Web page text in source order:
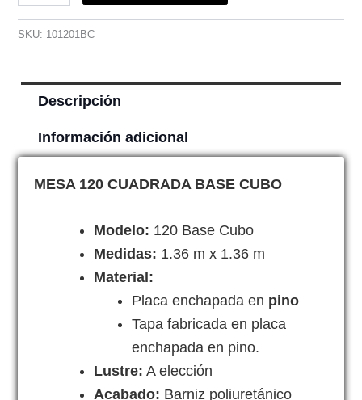
SKU: 101201BC
Descripción
Información adicional
MESA 120 CUADRADA BASE CUBO
Modelo: 120 Base Cubo
Medidas: 1.36 m x 1.36 m
Material:
Placa enchapada en pino
Tapa fabricada en placa
enchapada en pino.
Lustre: A elección
Acabado: Barniz poliuretánico